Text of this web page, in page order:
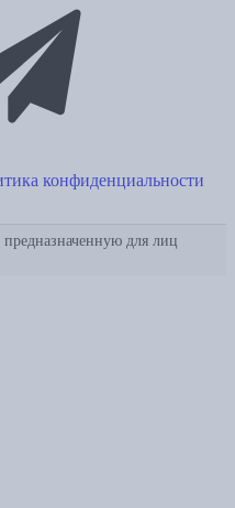
конфиденциальности
для лиц